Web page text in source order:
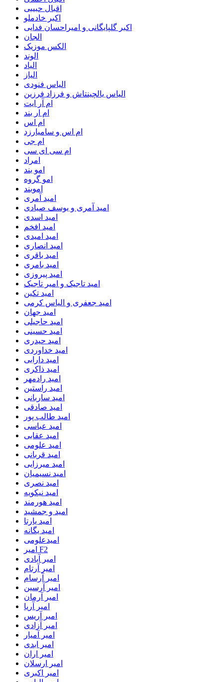
اقبال حبیبی
اکبر خادملو
اکبر گلپایگانی و امیراحسان فدایی
الجان
الکس موزیک
الوند
الیاد
الیاز
الیاس فنودی
الیاس یالچینتاش و فرزاد فرزین
ام آر ایت
ام‌ ار بند
ام اس
ام اس و سامیارزد
ام جی
ام سی ای سی
امراد
امو بند
امو گروه
اموبند
امید آمری
امید آمری و یوسف صیادی
امید اسدی
امید افخم
امید امیدی
امید انصاری
امید باقری
امید بامری
امید پیروزی
امید تاجیک و امیر تاجیک
امید تکین
امید جعفری و الیاس کرمی
امید جهان
امید حاجیلی
امید حسینی
امید حیدری
امید خداوردی
امید دارابی
امید ذاکری
امید رادمهر
امید راستین
امید ساربانی
امید صادقی
امید طالب پور
امید عباسی
امید عقابی
امید علومی
امید قربانی
امید میرزایی
امید نسیمیان
امید نصری
امید نیکویه
امید هورمند
امید و جمشید
امید یارتا
امید یگانه
امیدعلومی
امیر F2
امیر آبادی
امیر آرتام
امیر آرسام
امیر آرسین
امیر آرمان
امیر آریا
امیر آریس
امیر آزادی
امیر آمیار
امیر ابدی
امیر اران
امیر ارسلان
امیر اکبری